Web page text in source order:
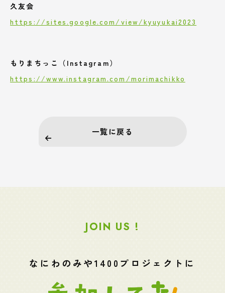
久友会
https://sites.google.com/view/kyuyukai2023
もりまちっこ（Instagram）
https://www.instagram.com/morimachikko
一覧に戻る
JOIN US !
なにわのみや1400プロジェクトに